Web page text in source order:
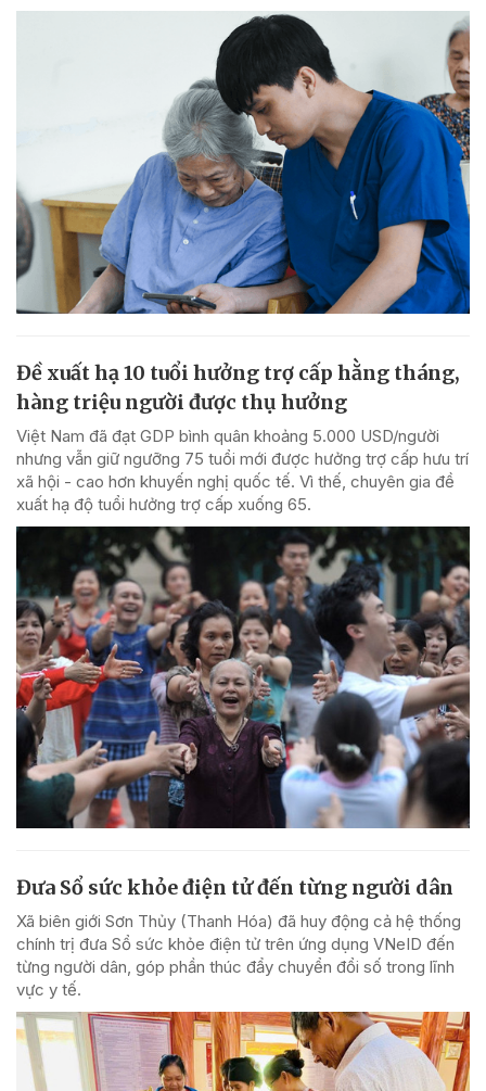
Đề xuất hạ 10 tuổi hưởng trợ cấp hằng tháng,
hàng triệu người được thụ hưởng
Việt Nam đã đạt GDP bình quân khoảng 5.000 USD/người
nhưng vẫn giữ ngưỡng 75 tuổi mới được hưởng trợ cấp hưu trí
xã hội - cao hơn khuyến nghị quốc tế. Vì thế, chuyên gia đề
xuất hạ độ tuổi hưởng trợ cấp xuống 65.
Đưa Sổ sức khỏe điện tử đến từng người dân
Xã biên giới Sơn Thủy (Thanh Hóa) đã huy động cả hệ thống
chính trị đưa Sổ sức khỏe điện tử trên ứng dụng VNeID đến
từng người dân, góp phần thúc đẩy chuyển đổi số trong lĩnh
vực y tế.